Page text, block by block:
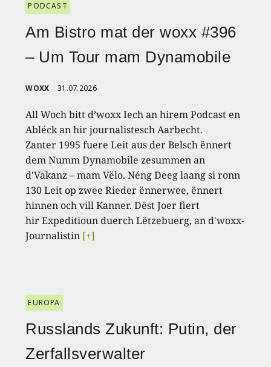
PODCAST
Am Bistro mat der woxx #396
– Um Tour mam Dynamobile
WOXX 31.07.2026
All Woch bitt d’woxx Iech an hirem Podcast en
Abléck an hir journalistesch Aarbecht.
Zanter 1995 fuere Leit aus der Belsch ënnert
dem Numm Dynamobile zesummen an
d'Vakanz – mam Vëlo. Néng Deeg laang si ronn
130 Leit op zwee Rieder ënnerwee, ënnert
hinnen och vill Kanner. Dëst Joer fiert
hir Expeditioun duerch Lëtzebuerg, an d'woxx-
Journalistin [+]
EUROPA
Russlands Zukunft: Putin, der
Zerfallsverwalter